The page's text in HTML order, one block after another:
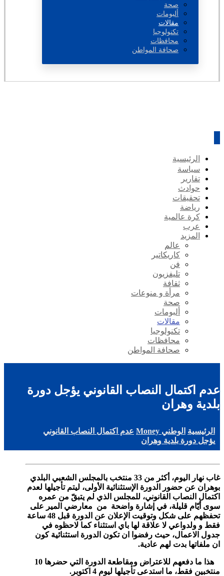
صحة
ألبومات
مقالات
تكنولوجيا
محافظات
صحافة المواطن
الرئيسية
سياسة
تقارير
حوادث
تحقيقات
رياضة
كرة عالمية
عرب
المزيد
عالم
كاريكاتير
فن
تليفزيون
ثقافة
مرأة و منوعات
صحة
ألبومات
مقالات
تكنولوجيا
محافظات
صحافة المواطن
عدم اكتمال النصاب القانوني يؤجل دورة
بلدية وهران
الرئيسية الوطني Money
عدم اكتمال النصاب القانوني
يؤجل دورة بلدية وهران
غاب نهار اليوم، أكثر من 33 منتخب بالمجلس الشعبي البلدي
بوهران عن حضور الدورة الإستثنائية الأولى، ليتم تأجيلها لعدم
اكتمال النصاب القانوني، للمجلس الذي لم يتبقّ من عمره
سوى أيّام قليلة، في إشارة واضحة من معارضي المير على
تحفظهم على شكل وتوقيت الإعلان عن الدورة قبل 48 ساعة
فقط و ولدواعي لا علاقة لها باي استثناء كما لاحظوه في
جدول الاعمال، حيث رفضوا ان تكون الدورة استثنائية كون
ان ملفاتها بدت لهم عادية.
هذا ما دفعهم للاعتراض ومقاطعة الدورة التي حضرها 10
منتخبين فقط، ما استدعى تأجيلها ليوم 4 اكتوبر.